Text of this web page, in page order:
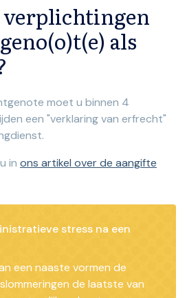
verplichtingen
als
moet u binnen 4
een "verklaring van erfrecht"
in ons artikel over de aangifte
stress na een
een naaste vormen de
de laatste van